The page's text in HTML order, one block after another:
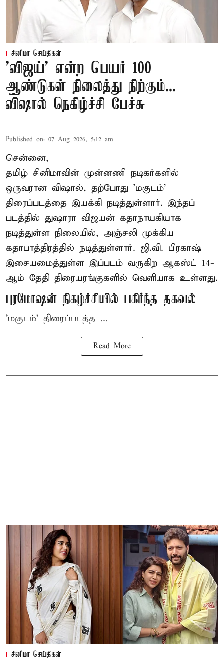
சினிமா செய்திகள்
'விஜய்' என்ற பெயர் 100
ஆண்டுகள் நிலைத்து நிற்கும்...
விஷால் நெகிழ்ச்சி பேச்சு
Published on: 07 Aug 2026, 5:12 am
சென்னை,
தமிழ் சினிமாவின் முன்னணி நடிகர்களில்
ஒருவரான விஷால், தற்போது 'மகுடம்'
திரைப்படத்தை இயக்கி நடித்துள்ளார். இந்தப்
படத்தில் துஷாரா விஜயன் கதாநாயகியாக
நடித்துள்ள நிலையில், அஞ்சலி முக்கிய
கதாபாத்திரத்தில் நடித்துள்ளார். ஜி.வி. பிரகாஷ்
இசையமைத்துள்ள இப்படம் வருகிற ஆகஸ்ட் 14-
ஆம் தேதி திரையரங்குகளில் வெளியாக உள்ளது.
புரமோஷன் நிகழ்ச்சியில் பகிர்ந்த தகவல்
'மகுடம்' திரைப்படத்த ...
Read More
சினிமா செய்திகள்